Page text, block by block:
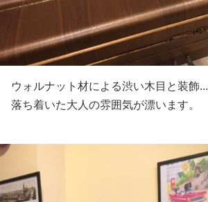
ウォルナット材による渋い木目と装飾...
落ち着いた大人の雰囲気が漂います。